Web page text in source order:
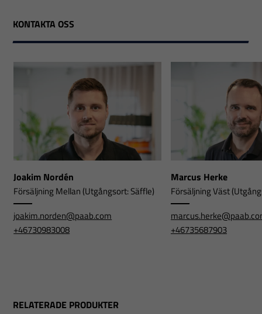
KONTAKTA OSS
Joakim Nordén
Försäljning Mellan (Utgångsort: Säffle)
joakim.norden@paab.com
+46730983008
Marcus Herke
Försäljning Väst
+46735687903
RELATERADE PRODUKTER